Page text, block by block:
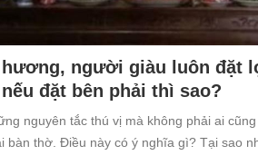
người giàu luôn đặt
đặt bên phải thì sao?
nguyên tắc thú vị mà không phải ai
bàn thờ. Điều này có ý nghĩa gì? Tại sao